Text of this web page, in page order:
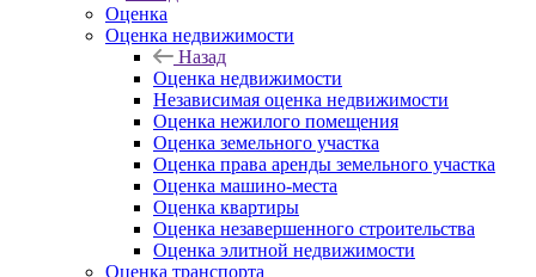
Оценка
Оценка недвижимости
Назад
Оценка недвижимости
Независимая оценка недвижимости
Оценка нежилого помещения
Оценка земельного участка
Оценка права аренды земельного участка
Оценка машино-места
Оценка квартиры
Оценка незавершенного строительства
Оценка элитной недвижимости
Оценка транспорта